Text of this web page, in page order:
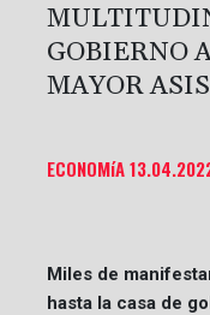
GOBIERNO
MAYOR
ECONOMíA
Miles de
hasta la casa de